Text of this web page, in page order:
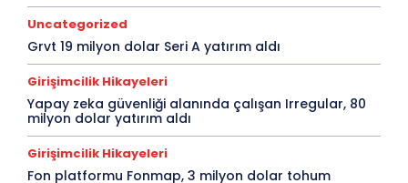
Uncategorized
Grvt 19 milyon dolar Seri A yatırım aldı
Girişimcilik Hikayeleri
Yapay zeka güvenliği alanında çalışan Irregular, 80
milyon dolar yatırım aldı
Girişimcilik Hikayeleri
Fon platformu Fonmap, 3 milyon dolar tohum